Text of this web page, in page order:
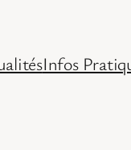
Infos